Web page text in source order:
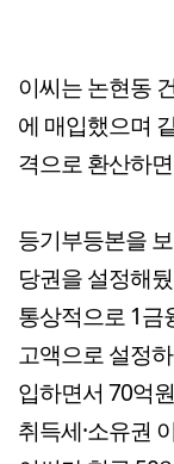
이씨는 논현동
에 매입했으며
격으로 환산하
등기부등본을
당권을 설정해
통상적으로 1금
고액으로 설정
입하면서 70억
취득세·소유권